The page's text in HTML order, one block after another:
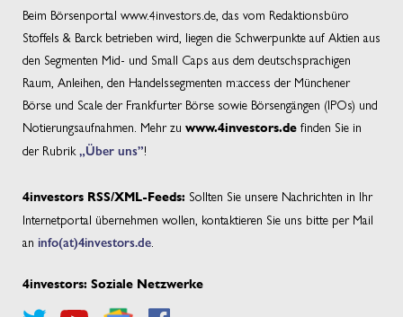
Beim Börsenportal www.4investors.de, das vom Redaktionsbüro
Stoffels & Barck betrieben wird, liegen die Schwerpunkte auf Aktien aus
den Segmenten Mid- und Small Caps aus dem deutschsprachigen
Raum, Anleihen, den Handelssegmenten m:access der Münchener
Börse und Scale der Frankfurter Börse sowie Börsengängen (IPOs) und
Notierungsaufnahmen. Mehr zu www.4investors.de finden Sie in
der Rubrik„Über uns”!
4investors RSS/XML-Feeds: Sollten Sie unsere Nachrichten in Ihr
Internetportal übernehmen wollen, kontaktieren Sie uns bitte per Mail
an info(at)4investors.de.
4investors: Soziale Netzwerke